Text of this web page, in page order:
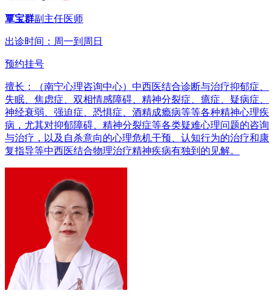
覃宝群副主任医师
出诊时间：周一到周日
预约挂号
擅长：（南宁心理咨询中心）中西医结合诊断与治疗抑郁症、
失眠、焦虑症、双相情感障碍、精神分裂症、癔症、疑病症、
神经衰弱、强迫症、恐惧症、酒精成瘾病等等各种精神心理疾
病，尤其对抑郁障碍、精神分裂症等各类疑难心理问题的咨询
与治疗，以及自杀意向的心理危机干预、认知行为的治疗和康
复指导等中西医结合物理治疗精神疾病有独到的见解。